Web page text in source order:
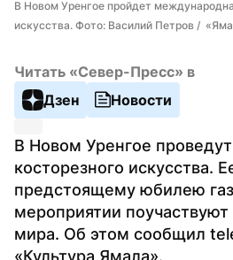
В Новом Уренгое пройдет
искусства. Фото: Василий Петров /
Читать «Север-Пресс» в
Дзен
Новости
В Новом Уренгое
косторезного искусства.
предстоящему юбилею
мероприятии поучаствуют
мира. Об этом сообщил
«Культура Ямала».